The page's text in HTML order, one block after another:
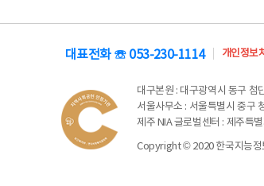
대표전화 ☏ 053-230-1114 개인정보
대구본원 : 대구광역시 동구 첨
서울사무소 : 서울특별시 중구
제주 NIA 글로벌센터 : 제주특
Copyright © 2020 한국지능